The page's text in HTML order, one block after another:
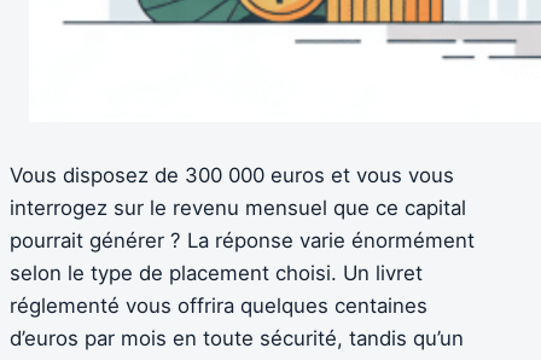
Vous disposez de 300 000 euros et vous vous
interrogez sur le revenu mensuel que ce capital
pourrait générer ? La réponse varie énormément
selon le type de placement choisi. Un livret
réglementé vous offrira quelques centaines
d’euros par mois en toute sécurité, tandis qu’un